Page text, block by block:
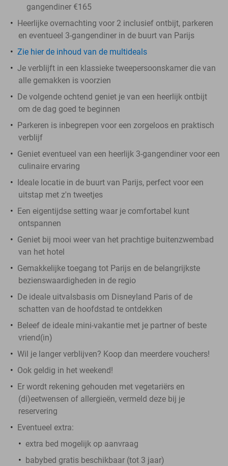
gangendiner €165
Heerlijke overnachting voor 2 inclusief ontbijt, parkeren
en eventueel 3-gangendiner in de buurt van Parijs
Zie hier de inhoud van de multideals
Je verblijft in een klassieke tweepersoonskamer die van
alle gemakken is voorzien
De volgende ochtend geniet je van een heerlijk ontbijt
om de dag goed te beginnen
Parkeren is inbegrepen voor een zorgeloos en praktisch
verblijf
Geniet eventueel van een heerlijk 3-gangendiner voor een
culinaire ervaring
Ideale locatie in de buurt van Parijs, perfect voor een
uitstap met z'n tweetjes
Een eigentijdse setting waar je comfortabel kunt
ontspannen
Geniet bij mooi weer van het prachtige buitenzwembad
van het hotel
Gemakkelijke toegang tot Parijs en de belangrijkste
bezienswaardigheden in de regio
De ideale uitvalsbasis om Disneyland Paris of de
schatten van de hoofdstad te ontdekken
Beleef de ideale mini-vakantie met je partner of beste
vriend(in)
Wil je langer verblijven? Koop dan meerdere vouchers!
Ook geldig in het weekend!
Er wordt rekening gehouden met vegetariërs en
(di)eetwensen of allergieën, vermeld deze bij je
reservering
Eventueel extra:
extra bed mogelijk op aanvraag
babybed gratis beschikbaar (tot 3 jaar)